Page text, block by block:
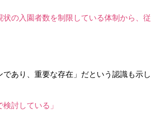
の入園者数を制限している体制から、従
あり、重要な存在」だという認識も示し
討している」